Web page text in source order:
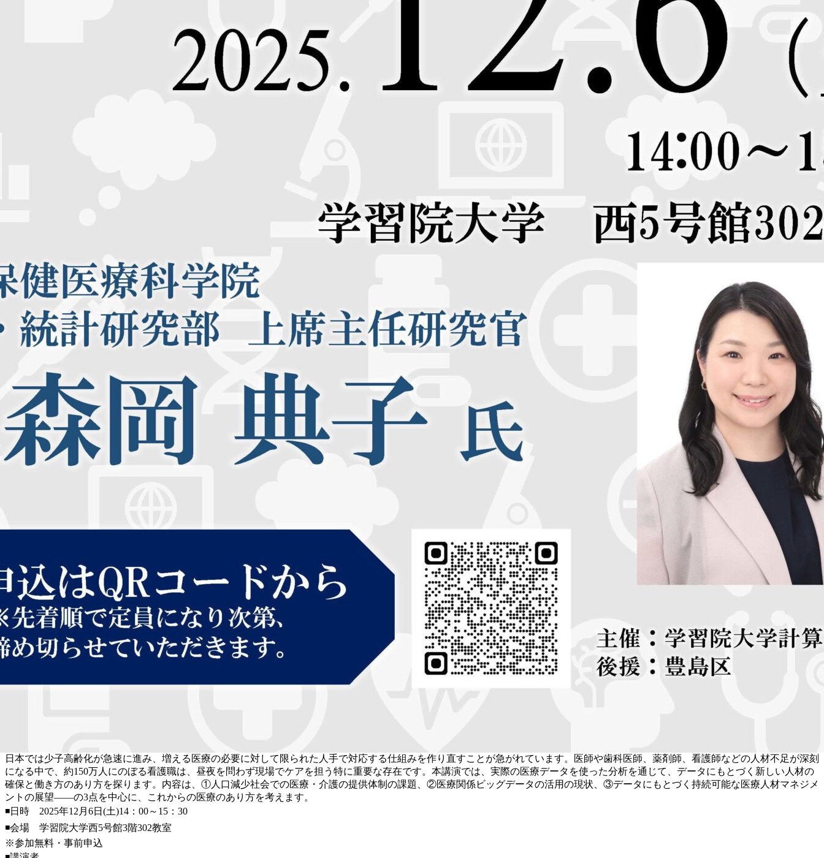
日本では少子高齢化が急速に進み、増える医療の必要に対して限られた人手で対応する仕組みを作り直すことが急がれています。医師や歯科医師、薬剤師、看護師などの人材不足が深刻
になる中で、約150万人にのぼる看護職は、昼夜を問わず現場でケアを担う特に重要な存在です。本講演では、実際の医療データを使った分析を通じて、データにもとづく新しい人材の
確保と働き方のあり方を探ります。内容は、①人口減少社会での医療・介護の提供体制の課題、②医療関係ビッグデータの活用の現状、③データにもとづく持続可能な医療人材マネジメ
ントの展望――の3点を中心に、これからの医療のあり方を考えます。
◾️日時 2025年12月6日(土)14：00～15：30
◾️会場 学習院大学西5号館3階302教室
※参加無料・事前申込